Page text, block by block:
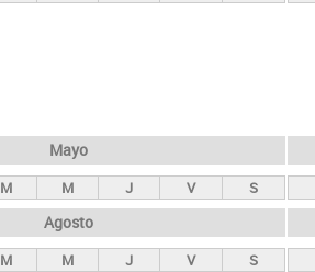
Mayo
M M J V S
Agosto
M M J V S